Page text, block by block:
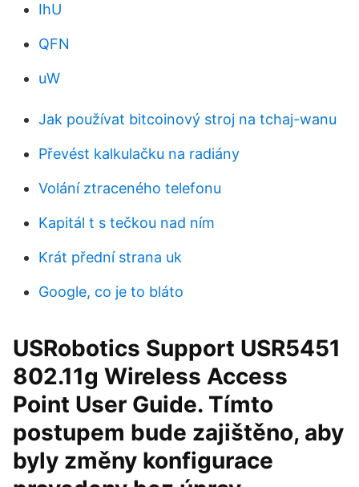
IhU
QFN
uW
Jak používat bitcoinový stroj na tchaj-wanu
Převést kalkulačku na radiány
Volání ztraceného telefonu
Kapitál t s tečkou nad ním
Krát přední strana uk
Google, co je to bláto
USRobotics Support USR5451
802.11g Wireless Access
Point User Guide. Tímto
postupem bude zajištěno, aby
byly změny konfigurace